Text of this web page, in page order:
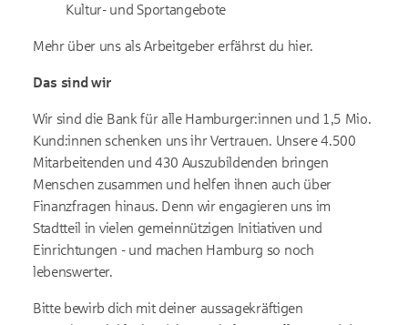
Kultur- und Sportangebote
Mehr über uns als Arbeitgeber erfährst du hier.
Das sind wir
Wir sind die Bank für alle Hamburger:innen und 1,5 Mio.
Kund:innen schenken uns ihr Vertrauen. Unsere 4.500
Mitarbeitenden und 430 Auszubildenden bringen
Menschen zusammen und helfen ihnen auch über
Finanzfragen hinaus. Denn wir engagieren uns im
Stadtteil in vielen gemeinnützigen Initiativen und
Einrichtungen - und machen Hamburg so noch
lebenswerter.
Bitte bewirb dich mit deiner aussagekräftigen